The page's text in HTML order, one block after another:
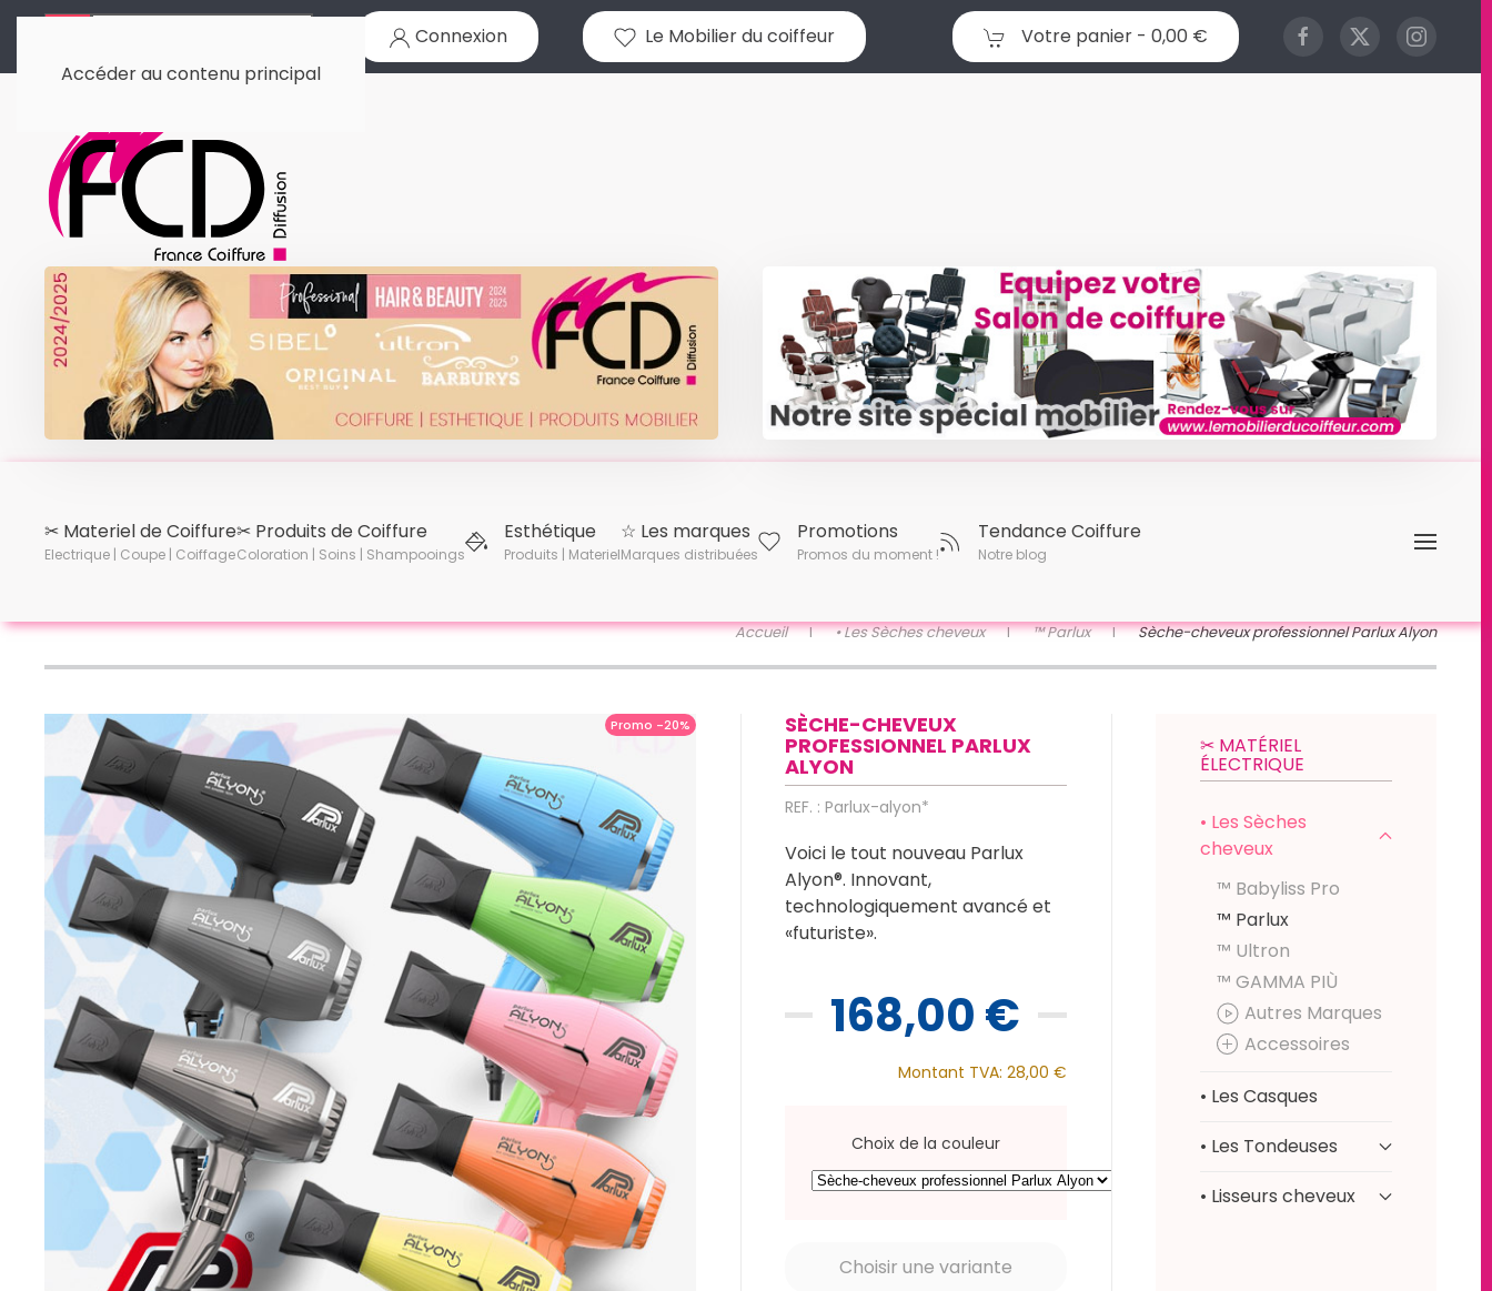
Accéder au contenu principal
Connexion Le Mobilier du coiffeur Votre panier - 0,00 €
✂︎ Materiel de Coiffure
Electrique | Coupe | Coiffage
✂︎ Produits de Coiffure
Coloration | Soins | Shampooings
Esthétique
Produits | Materiel
☆ Les marques
Marques distribuées
Promotions
Promos du moment !
Tendance Coiffure
Notre blog
Accueil • Les Sèches cheveux ™ Parlux Sèche-cheveux professionnel Parlux Alyon
Promo -20% SÈCHE-CHEVEUX
PROFESSIONNEL PARLUX
ALYON
REF. : Parlux-alyon*
Voici le tout nouveau Parlux
Alyon®. Innovant,
technologiquement avancé et
«futuriste».
168,00 €
Montant TVA: 28,00 €
Choix de la couleur
✂︎ MATÉRIEL
ÉLECTRIQUE
• Les Sèches
cheveux
™ Babyliss Pro
™ Parlux
™ Ultron
™ GAMMA PIÙ
Autres Marques
Accessoires
• Les Casques
• Les Tondeuses
• Lisseurs cheveux